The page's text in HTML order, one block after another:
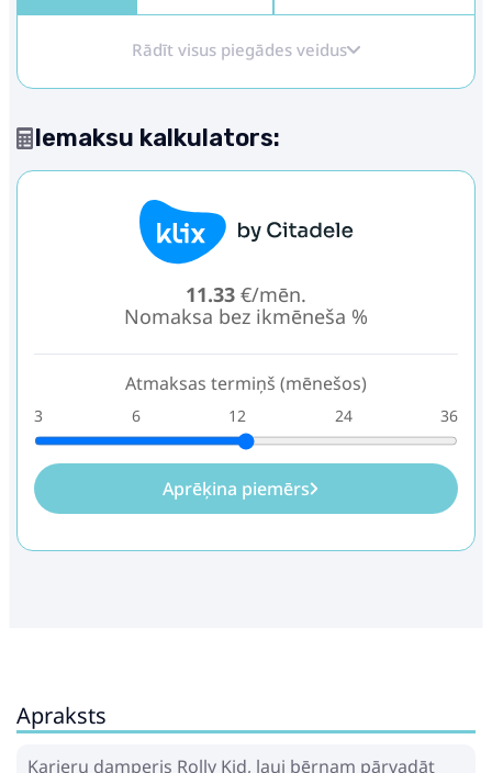
Rādīt visus piegādes veidus
Iemaksu kalkulators:
11.33 €/mēn.
Nomaksa bez ikmēneša %
Atmaksas termiņš (mēnešos)
3 6 12 24 36
Aprēķina piemērs
Apraksts
Karjeru damperis Rolly Kid, ļauj bērnam pārvadāt